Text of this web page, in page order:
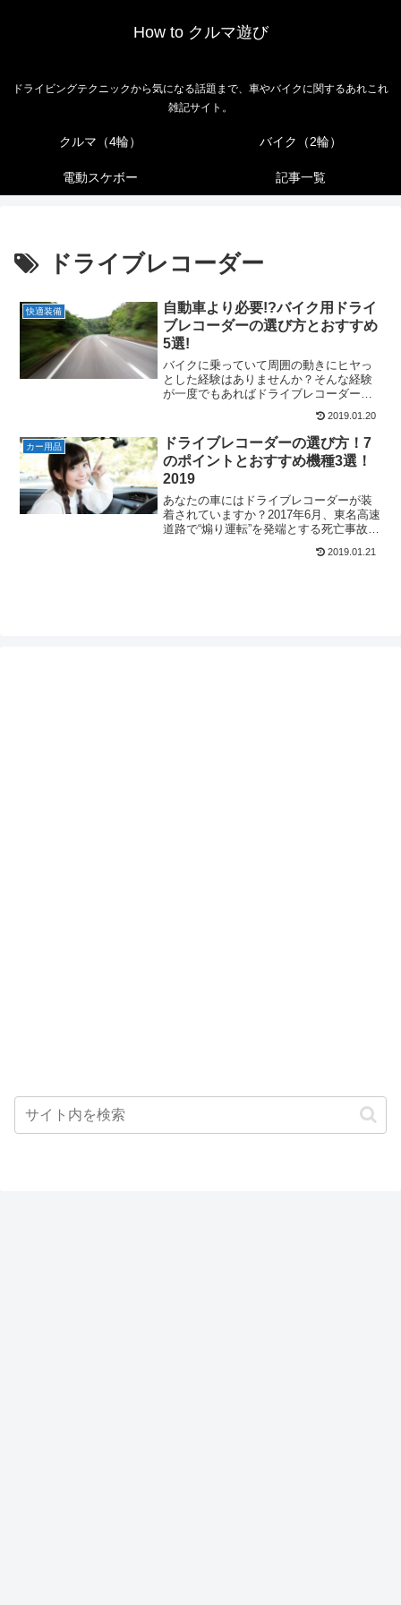
How to クルマ遊び
ドライビングテクニックから気になる話題まで、車やバイクに関するあれこれ
雑記サイト。
クルマ（4輪） バイク（2輪）
電動スケボー 記事一覧
ドライブレコーダー
快適装備
自動車より必要!?バイク用ドライ
ブレコーダーの選び方とおすすめ
5選!
バイクに乗っていて周囲の動きにヒヤっ
とした経験はありませんか？そんな経験
が一度でもあればドライブレコーダーの
必要性は説明するまでもありませんよ
ね。特に巻き込まれ事故にも合いやすい
バイクにとって、その必要性は自動車以
上と言っても過言ではないか...
2019.01.20
カー用品
ドライブレコーダーの選び方！7
のポイントとおすすめ機種3選！
2019
あなたの車にはドライブレコーダーが装
着されていますか？2017年6月、東名高速
道路で“煽り運転”を発端とする死亡事故が
記憶に新しい人も多いかと思いますが、
2019.01.21